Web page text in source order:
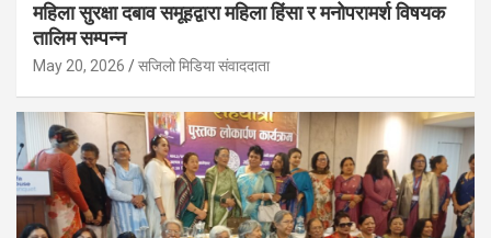
महिला सुरक्षा दबाव समूहद्वारा महिला हिंसा र मनोपरामर्श विषयक
तालिम सम्पन्न
May 20, 2026 सजिलो मिडिया संवाददाता